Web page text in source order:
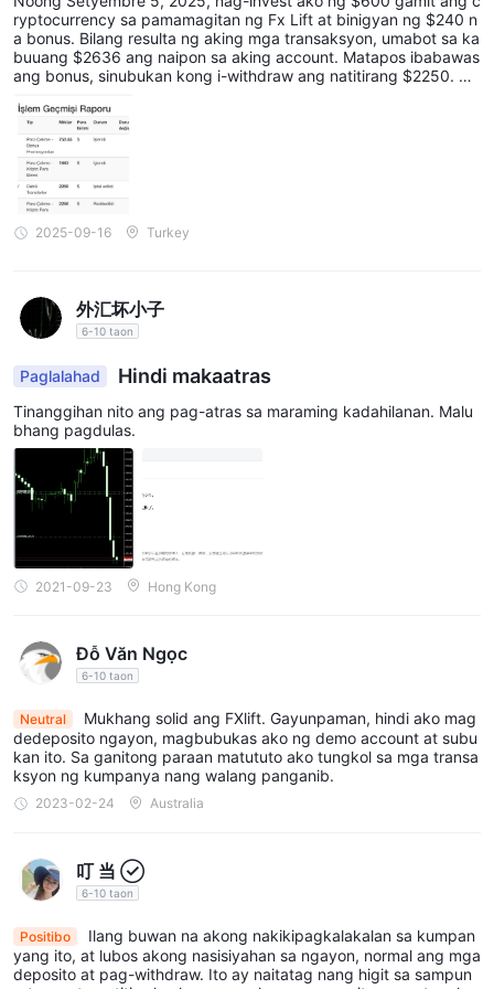
panganib na kasangkot. FXlift nagbibigay ng pagpipiliang ito sa
leverage upang matugunan ang iba't ibang mga diskarte sa
pangangalakal at mga antas ng pagpapaubaya sa panganib
habang tinitiyak ang mga responsableng kasanayan sa
pangangalakal. dapat palaging isaalang-alang ng mga
mangangalakal ang kanilang mga diskarte sa pamamahala sa
peligro at ang epekto ng pagkilos sa kanilang mga desisyon sa
pangangalakal.
Mga Spread at Komisyon
mga presyo ng pagbili (magtanong) at pagbebenta (bid) ng
isang instrumento sa pananalapi, tulad ng isang pares ng pera,
at gumaganap ang mga ito ng mahalagang papel sa
pangangalakal. FXlift nagbibigay ng iba't ibang spread
depende sa napiling uri ng trading account:
LIVE FLOATING - STANDARD: Ang mga mangangalakal na nag-
o-opt para sa Standard na account ay maaaring umasa ng
average na spread na 2.1 pips. Nangangahulugan ito na kapag
pumapasok sa isang kalakalan, mayroong 2.1-pip na
pagkakaiba sa pagitan ng presyo kung saan maaari silang
bumili at magbenta ng isang pares ng pera. Nag-aalok ang
sa mga mangangalakal na naghahanap ng matibay na
pundasyon upang simulan ang kanilang paglalakbay sa
LIVE FLOATING - GOLD: Nag-aalok ang Gold account ng mas
mahigpit na average spread na 1.7 pips, na ginagawa itong
partikular na angkop para sa mga tumutuon sa USD-based na
kalakalan. Ang isang mas mababang spread ay maaaring
mapahusay ang kakayahang kumita, lalo na para sa mga
mangangalakal na madalas na nakikipag-ugnayan sa mga
LIVE FLOATING - PLATINUM: Ang Platinum account ay
namumukod-tangi sa kanyang mataas na
ryptocurrency sa pamamagitan ng Fx Lift at binigyan ng $240 n
a bonus. Bilang resulta ng aking mga transaksyon, umabot sa ka
buuang $2636 ang naipon sa aking account. Matapos ibabawas
ang bonus, sinubukan kong i-withdraw ang natitirang $2250. Ga
an ako, nang walang anumang paliwanag, na $1883 lamang ang
maaari kong i-withdraw. Kahit na wala akong kahit $300 sa bon
us funds sa aking account, may $752 na bawas sa bonus na inil
apat, at humigit-kumulang $400 ng aking kita ay hindi nabayara
n sa akin dahil sa bonus. Halos imposibleng makausap ang live s
upport; may isa lamang empleyado, at available sila tuwing 2-3
araw. Ang aking mga email ay sinasagot sa loob ng tatlong araw,
sa pinakamaaga, nang walang paliwanag. Ang aking account nu
ng maaga tungkol sa bawas. Hinihiling ko na bayaran sa akin an
g lahat ng aking kita at magbigay ng detalyadong paliwanag tu
ngkol dito.
2025-09-16 Turkey
外汇坏小子
6-10 taon
Paglalahad Hindi makaatras
Tinanggihan nito ang pag-atras sa maraming kadahilanan. Malu
bhang pagdulas.
2021-09-23 Hong Kong
Đỗ Văn Ngọc
6-10 taon
Neutral
Mukhang solid ang FXlift. Gayunpaman, hindi ako mag
dedeposito ngayon, magbubukas ako ng demo account at subu
kan ito. Sa ganitong paraan matututo ako tungkol sa mga transa
ksyon ng kumpanya nang walang panganib.
2023-02-24 Australia
叮 当 
6-10 taon
Positibo
Ilang buwan na akong nakikipagkalakalan sa kumpan
yang ito, at lubos akong nasisiyahan sa ngayon, normal ang mga
deposito at pag-withdraw. Ito ay naitatag nang higit sa sampun